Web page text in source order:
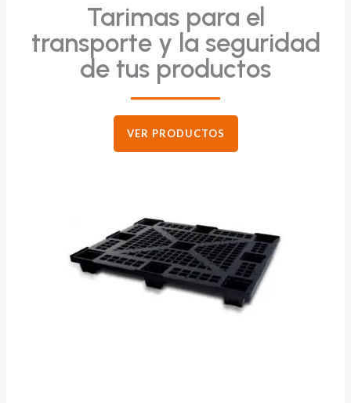
Tarimas para el
transporte y la seguridad
de tus productos
VER PRODUCTOS